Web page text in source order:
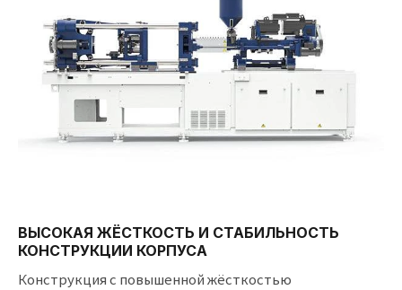
ВЫСОКАЯ ЖЁСТКОСТЬ И СТАБИЛЬНОСТЬ
КОНСТРУКЦИИ КОРПУСА
Конструкция с повышенной жёсткостью